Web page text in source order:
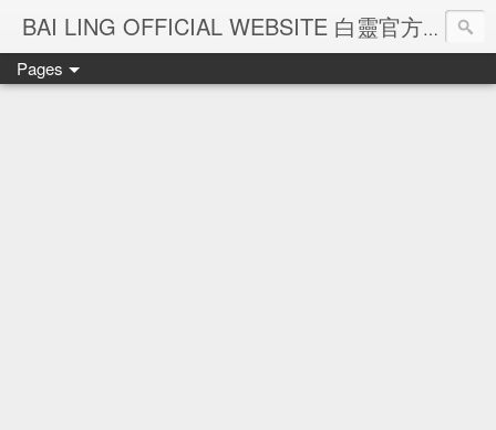
BAI LING OFFICIAL WEBSITE 白靈官方網站
Pages